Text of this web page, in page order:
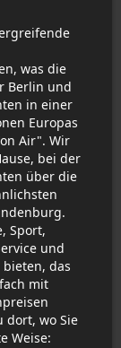
was die
Berlin und
in einer
Europas
Air". Wir
bei der
über die
Sport,
und
das
mit
dort, wo Sie
Weise: